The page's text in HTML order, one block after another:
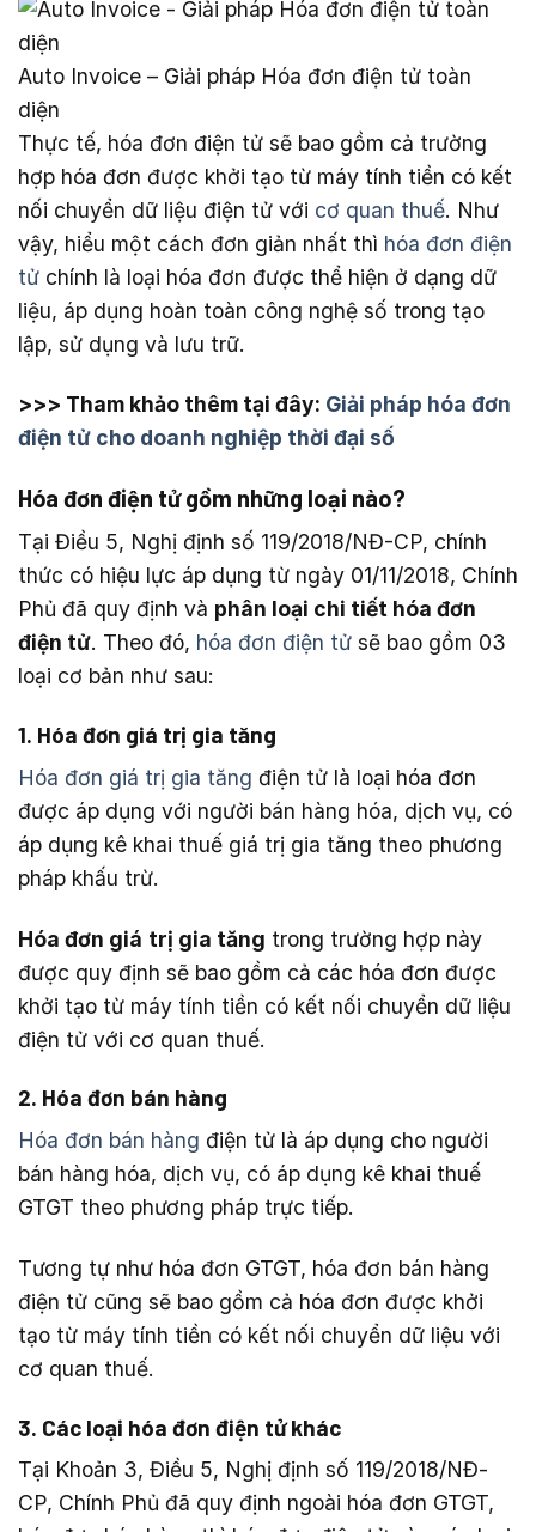
Auto Invoice – Giải pháp Hóa đơn điện tử toàn
diện
Thực tế, hóa đơn điện tử sẽ bao gồm cả trường
hợp hóa đơn được khởi tạo từ máy tính tiền có kết
nối chuyển dữ liệu điện tử với cơ quan thuế. Như
vậy, hiểu một cách đơn giản nhất thì hóa đơn điện
tử chính là loại hóa đơn được thể hiện ở dạng dữ
liệu, áp dụng hoàn toàn công nghệ số trong tạo
lập, sử dụng và lưu trữ.
>>> Tham khảo thêm tại đây: Giải pháp hóa đơn
điện tử cho doanh nghiệp thời đại số
Hóa đơn điện tử gồm những loại nào?
Tại Điều 5, Nghị định số 119/2018/NĐ-CP, chính
thức có hiệu lực áp dụng từ ngày 01/11/2018, Chính
Phủ đã quy định và phân loại chi tiết hóa đơn
điện tử. Theo đó, hóa đơn điện tử sẽ bao gồm 03
loại cơ bản như sau:
1. Hóa đơn giá trị gia tăng
Hóa đơn giá trị gia tăng điện tử là loại hóa đơn
được áp dụng với người bán hàng hóa, dịch vụ, có
áp dụng kê khai thuế giá trị gia tăng theo phương
pháp khấu trừ.
Hóa đơn giá trị gia tăng trong trường hợp này
được quy định sẽ bao gồm cả các hóa đơn được
khởi tạo từ máy tính tiền có kết nối chuyển dữ liệu
điện tử với cơ quan thuế.
2. Hóa đơn bán hàng
Hóa đơn bán hàng điện tử là áp dụng cho người
bán hàng hóa, dịch vụ, có áp dụng kê khai thuế
GTGT theo phương pháp trực tiếp.
Tương tự như hóa đơn GTGT, hóa đơn bán hàng
điện tử cũng sẽ bao gồm cả hóa đơn được khởi
tạo từ máy tính tiền có kết nối chuyển dữ liệu với
cơ quan thuế.
3. Các loại hóa đơn điện tử khác
Tại Khoản 3, Điều 5, Nghị định số 119/2018/NĐ-
CP, Chính Phủ đã quy định ngoài hóa đơn GTGT,